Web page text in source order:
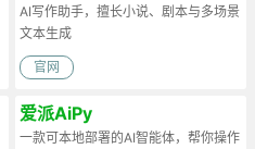
AI写作助手，擅长小说、剧本与多场景
文本生成
官网
爱派AiPy
一款可本地部署的AI智能体，帮你操作